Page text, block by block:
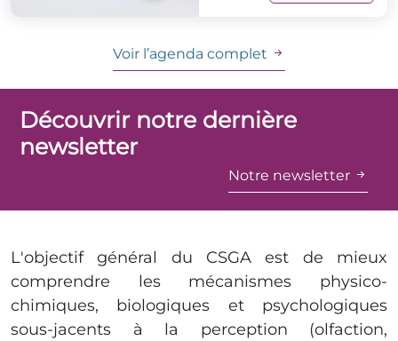
Voir l’agenda complet
Découvrir notre dernière
newsletter
Notre newsletter
L'objectif général du CSGA est de mieux
comprendre les mécanismes physico-
chimiques, biologiques et psychologiques
sous-jacents à la perception (olfaction,